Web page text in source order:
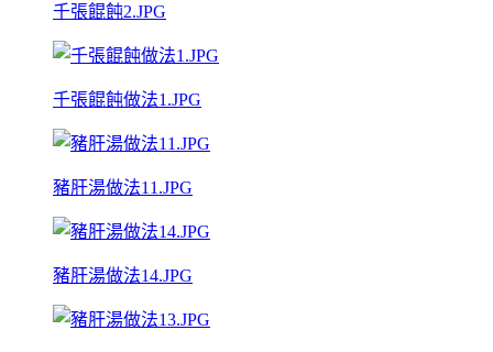
千張餛飩2.JPG
千張餛飩做法1.JPG
豬肝湯做法11.JPG
豬肝湯做法14.JPG